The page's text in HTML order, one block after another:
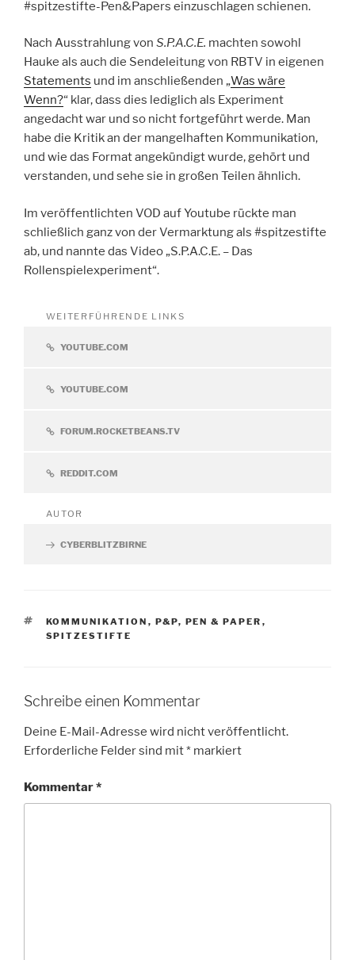
#spitzestifte-Pen&Papers einzuschlagen schienen.
Nach Ausstrahlung von S.P.A.C.E. machten sowohl
Hauke als auch die Sendeleitung von RBTV in eigenen
Statements und im anschließenden „Was wäre
Wenn?“ klar, dass dies lediglich als Experiment
angedacht war und so nicht fortgeführt werde. Man
habe die Kritik an der mangelhaften Kommunikation,
und wie das Format angekündigt wurde, gehört und
verstanden, und sehe sie in großen Teilen ähnlich.
Im veröffentlichten VOD auf Youtube rückte man
schließlich ganz von der Vermarktung als #spitzestifte
ab, und nannte das Video „S.P.A.C.E. – Das
Rollenspielexperiment“.
WEITERFÜHRENDE LINKS
YOUTUBE.COM
YOUTUBE.COM
FORUM.ROCKETBEANS.TV
REDDIT.COM
AUTOR
CYBERBLITZBIRNE
SCHLAGWÖRTER
KOMMUNIKATION , P&P, PEN & PAPER ,
SPITZESTIFTE
Schreibe einen Kommentar
Deine E-Mail-Adresse wird nicht veröffentlicht.
Erforderliche Felder sind mit* markiert
Kommentar*